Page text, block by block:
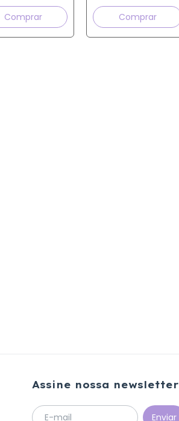
Comprar Comprar
Assine nossa newsletter